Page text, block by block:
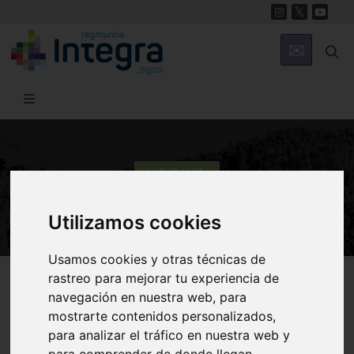
Utilizamos cookies
Usamos cookies y otras técnicas de
rastreo para mejorar tu experiencia de
navegación en nuestra web, para
mostrarte contenidos personalizados,
para analizar el tráfico en nuestra web y
NATURALEZA
Región de Murcia Digital Naturaleza Ecosistema Marino
Introducción Bentos